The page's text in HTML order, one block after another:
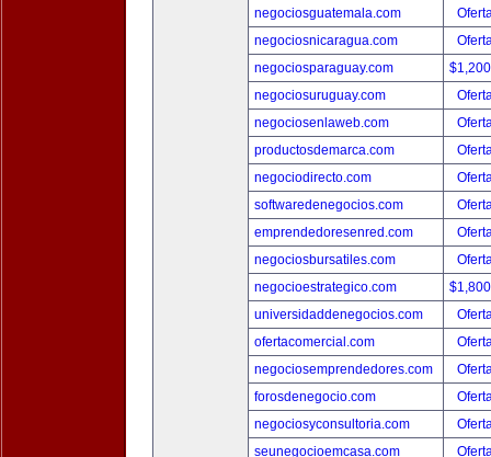
negociosguatemala.com
negociosnicaragua.com
negociosparaguay.com
negociosuruguay.com
negociosenlaweb.com
productosdemarca.com
negociodirecto.com
softwaredenegocios.com
emprendedoresenred.com
negociosbursatiles.com
negocioestrategico.com
universidaddenegocios.com
ofertacomercial.com
negociosemprendedores.com
forosdenegocio.com
negociosyconsultoria.com
seunegocioemcasa.com